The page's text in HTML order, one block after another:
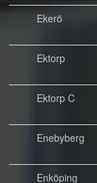
Ekerö
Ektorp
Ektorp C
Enebyberg
Enköping